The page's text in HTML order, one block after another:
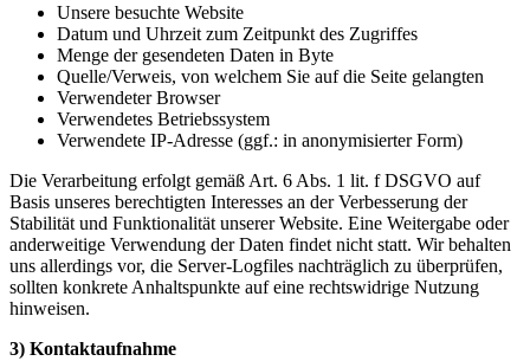
Unsere besuchte Website
Datum und Uhrzeit zum Zeitpunkt des Zugriffes
Menge der gesendeten Daten in Byte
Quelle/Verweis, von welchem Sie auf die Seite gelangten
Verwendeter Browser
Verwendetes Betriebssystem
Verwendete IP-Adresse (ggf.: in anonymisierter Form)
Die Verarbeitung erfolgt gemäß Art. 6 Abs. 1 lit. f DSGVO auf
Basis unseres berechtigten Interesses an der Verbesserung der
Stabilität und Funktionalität unserer Website. Eine Weitergabe oder
anderweitige Verwendung der Daten findet nicht statt. Wir behalten
uns allerdings vor, die Server-Logfiles nachträglich zu überprüfen,
sollten konkrete Anhaltspunkte auf eine rechtswidrige Nutzung
hinweisen.
3) Kontaktaufnahme